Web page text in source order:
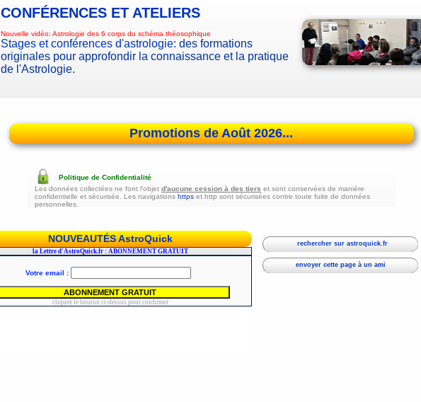
CONFÉRENCES ET ATELIERS
Nouvelle vidéo: Astrologie des 6 corps du schéma théosophique
Stages et conférences d'astrologie: des formations
originales pour approfondir la connaissance et la pratique
de l'Astrologie.
Promotions de Août 2026...
Politique de Confidentialité
Les données collectées ne font l'objet d'aucune cession à des tiers et sont conservées de manière
confidentielle et sécurisée. Les navigations https et http sont sécurisées contre toute fuite de données
personnelles.
NOUVEAUTÉS AstroQuick rechercher sur astroquick.fr
envoyer cette page à un ami